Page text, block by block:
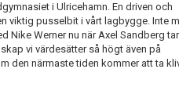
i Ulricehamn. En driven och
viktig pusselbit i vårt lagbygge. Inte
Nike Werner nu när Axel Sandberg
vi värdesätter så högt även på
den närmaste tiden kommer att ta